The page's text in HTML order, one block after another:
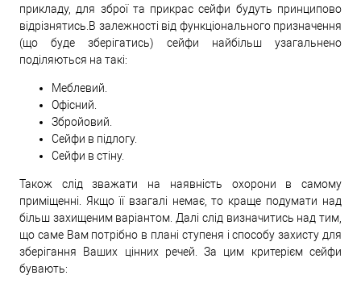
прикладу, для зброї та прикрас сейфи будуть принципово
відрізнятись.В залежності від функціонального призначення
(що буде зберігатись) сейфи найбільш узагальнено
поділяються на такі:
Меблевий.
Офісний.
Збройовий.
Сейфи в підлогу.
Сейфи в стіну.
Також слід зважати на наявність охорони в самому
приміщенні. Якщо її взагалі немає, то краще подумати над
більш захищеним варіантом. Далі слід визначитись над тим,
що саме Вам потрібно в плані ступеня і способу захисту для
зберігання Ваших цінних речей. За цим критерієм сейфи
бувають: